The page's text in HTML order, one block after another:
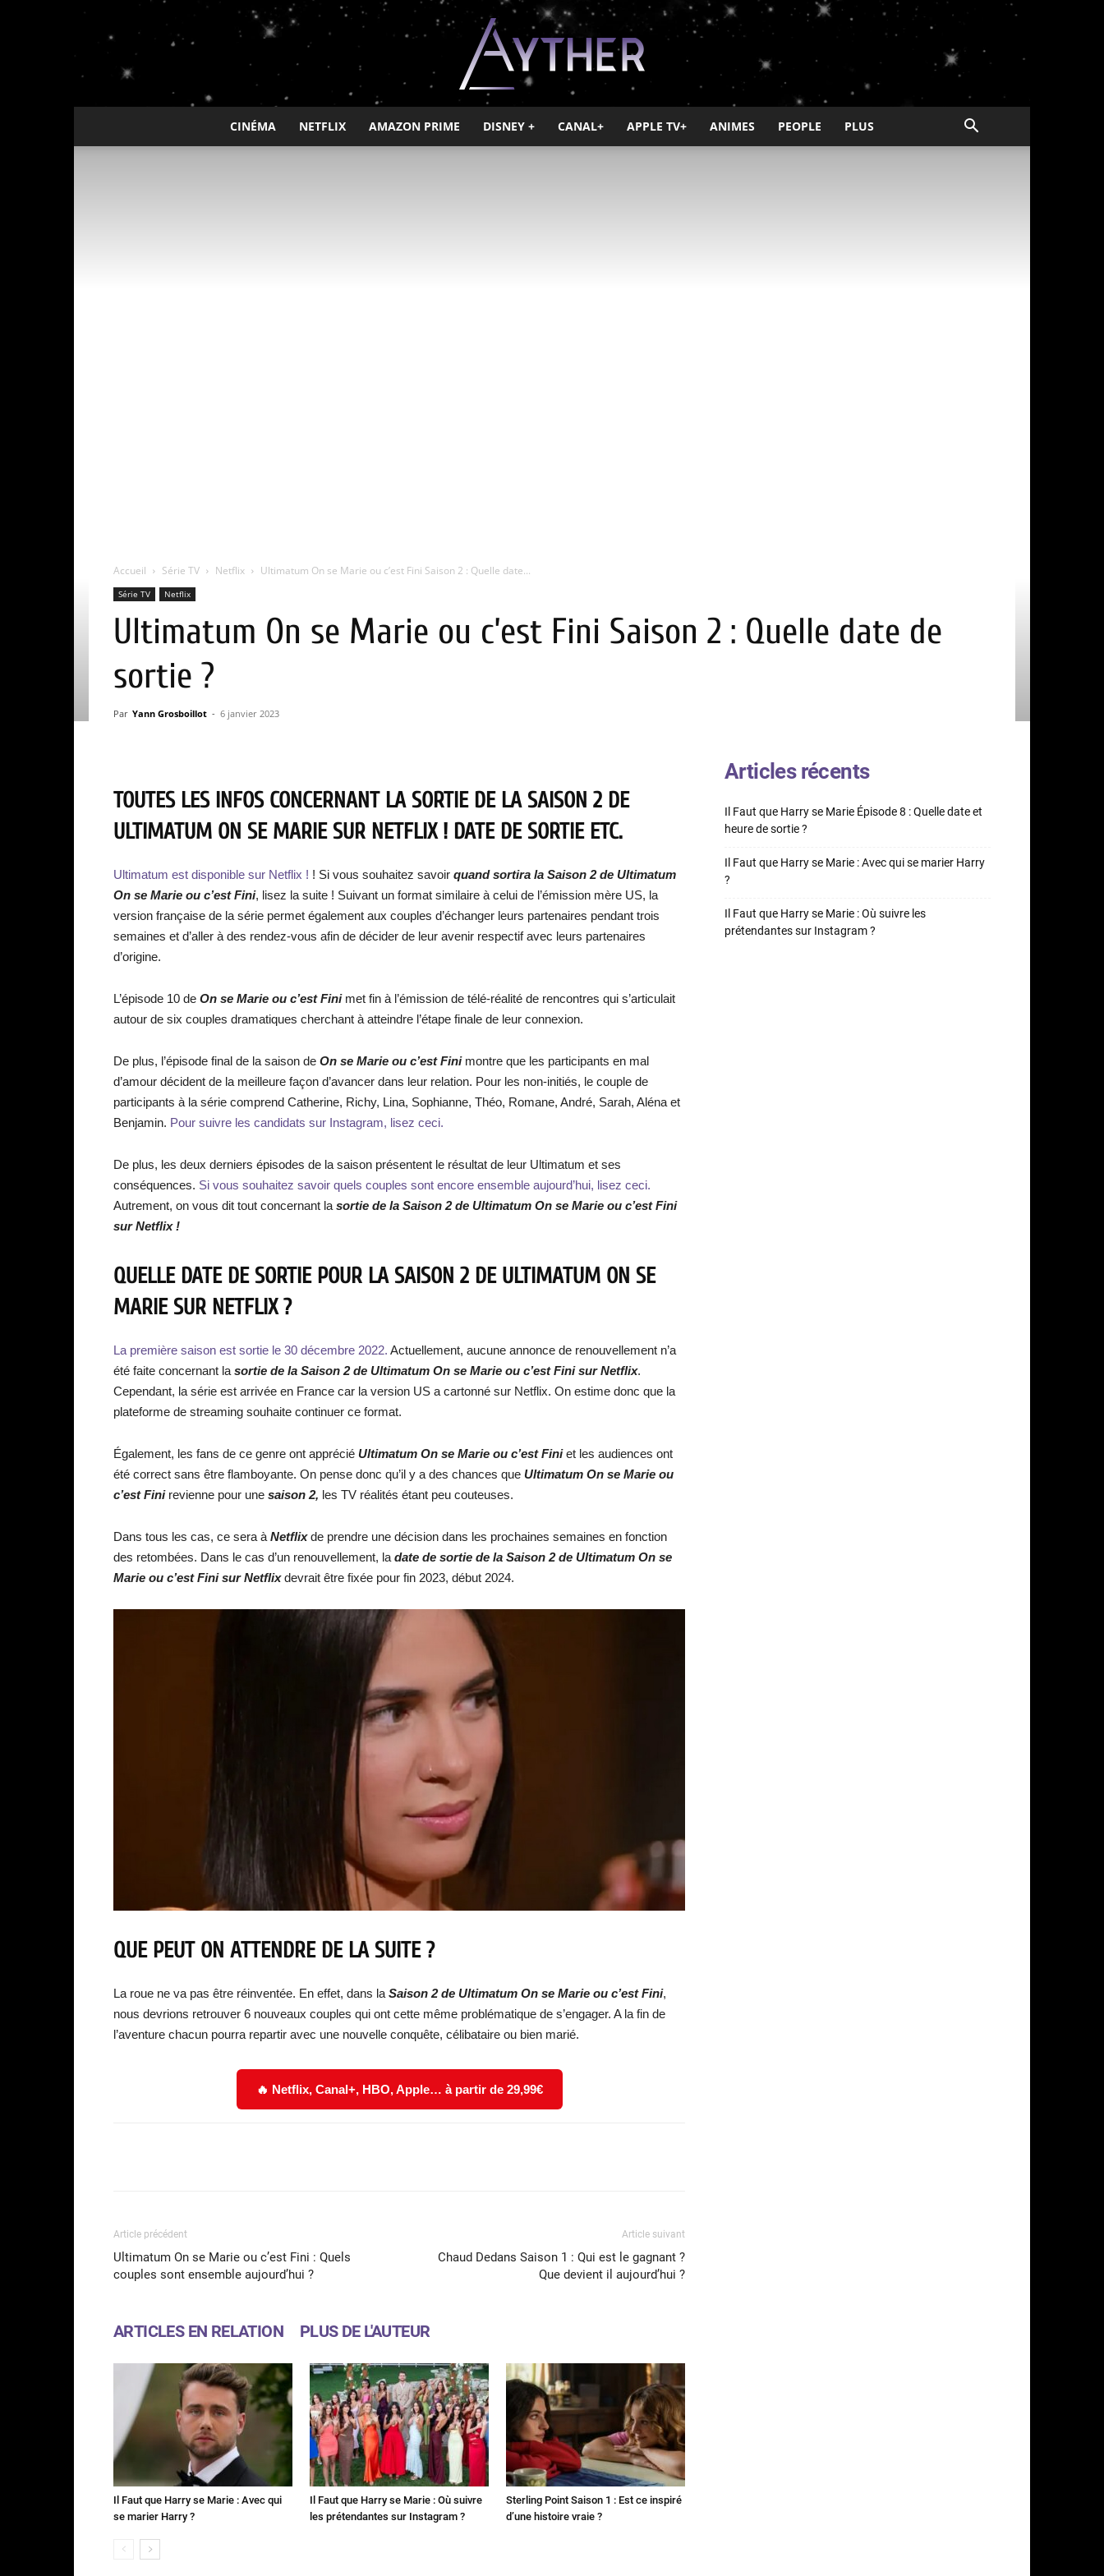
Ayther
CINÉMA NETFLIX AMAZON PRIME DISNEY + CANAL+ APPLE TV+ ANIMES PEOPLE PLUS
Accueil Série TV Netflix Ultimatum On se Marie ou c’est Fini Saison 2 : Quelle date...
Série TV Netflix
Ultimatum On se Marie ou c’est Fini Saison 2 : Quelle date de
sortie ?
Par Yann Grosboillot - 6 janvier 2023
TOUTES LES INFOS CONCERNANT LA SORTIE DE LA SAISON 2 DE
ULTIMATUM ON SE MARIE SUR NETFLIX ! DATE DE SORTIE ETC.
Ultimatum est disponible sur Netflix ! ! Si vous souhaitez savoir quand sortira la Saison 2 de Ultimatum
On se Marie ou c’est Fini, lisez la suite ! Suivant un format similaire à celui de l’émission mère US, la
version française de la série permet également aux couples d’échanger leurs partenaires pendant trois
semaines et d’aller à des rendez-vous afin de décider de leur avenir respectif avec leurs partenaires
d’origine.
L’épisode 10 de On se Marie ou c’est Finimet fin à l’émission de télé-réalité de rencontres qui s’articulait
autour de six couples dramatiques cherchant à atteindre l’étape finale de leur connexion.
De plus, l’épisode final de la saison de On se Marie ou c’est Finimontre que les participants en mal
d’amour décident de la meilleure façon d’avancer dans leur relation. Pour les non-initiés, le couple de
participants à la série comprend Catherine, Richy, Lina, Sophianne, Théo, Romane, André, Sarah, Aléna et
Benjamin. Pour suivre les candidats sur Instagram, lisez ceci.
De plus, les deux derniers épisodes de la saison présentent le résultat de leur Ultimatum et ses
conséquences. Si vous souhaitez savoir quels couples sont encore ensemble aujourd’hui, lisez ceci.
Autrement, on vous dit tout concernant la sortie de la Saison 2 de Ultimatum On se Marie ou c’est Fini
sur Netflix !
QUELLE DATE DE SORTIE POUR LA SAISON 2 DE ULTIMATUM ON SE
MARIE SUR NETFLIX ?
La première saison est sortie le 30 décembre 2022. Actuellement, aucune annonce de renouvellement n’a
été faite concernant la sortie de la Saison 2 de Ultimatum On se Marie ou c’est Fini sur Netflix.
Cependant, la série est arrivée en France car la version US a cartonné sur Netflix. On estime donc que la
plateforme de streaming souhaite continuer ce format.
Également, les fans de ce genre ont apprécié Ultimatum On se Marie ou c’est Finiet les audiences ont
été correct sans être flamboyante. On pense donc qu’il y a des chances que Ultimatum On se Marie ou
c’est Fini revienne pour une saison 2, les TV réalités étant peu couteuses.
Dans tous les cas, ce sera à Netflixde prendre une décision dans les prochaines semaines en fonction
des retombées. Dans le cas d’un renouvellement, la date de sortie de la Saison 2 de Ultimatum On se
Marie ou c’est Fini sur Netflixdevrait être fixée pour fin 2023, début 2024.
QUE PEUT ON ATTENDRE DE LA SUITE ?
La roue ne va pas être réinventée. En effet, dans la Saison 2 de Ultimatum On se Marie ou c’est Fini,
nous devrions retrouver 6 nouveaux couples qui ont cette même problématique de s’engager. A la fin de
l’aventure chacun pourra repartir avec une nouvelle conquête, célibataire ou bien marié.
🔥 Netflix, Canal+, HBO, Apple… à partir de 29,99€
Article précédent
Ultimatum On se Marie ou c’est Fini : Quels
couples sont ensemble aujourd’hui ?
Article suivant
Chaud Dedans Saison 1 : Qui est le gagnant ?
Que devient il aujourd’hui ?
ARTICLES EN RELATION PLUS DE L'AUTEUR
Il Faut que Harry se Marie : Avec qui
se marier Harry ?
Il Faut que Harry se Marie : Où suivre
les prétendantes sur Instagram ?
Sterling Point Saison 1 : Est ce inspiré
d’une histoire vraie ?
Articles récents
Il Faut que Harry se Marie Épisode 8 : Quelle date et
heure de sortie ?
Il Faut que Harry se Marie : Avec qui se marier Harry
?
Il Faut que Harry se Marie : Où suivre les
prétendantes sur Instagram ?